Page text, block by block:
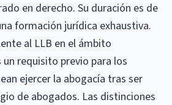
en derecho. Su duración es de
formación jurídica exhaustiva.
al LLB en el ámbito
requisito previo para los
ejercer la abogacía tras ser
de abogados. Las distinciones